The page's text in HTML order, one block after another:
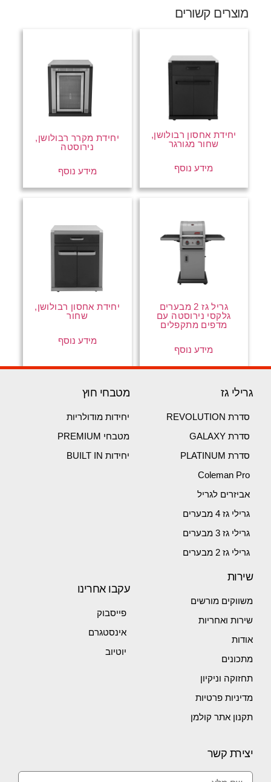
מוצרים קשורים
יחידת אחסון רבולושן,
שחור מגורגר
מידע נוסף
יחידת מקרר רבולושן,
נירוסטה
מידע נוסף
גריל גז 2 מבערים
גלקסי נירוסטה עם
מדפים מתקפלים
מידע נוסף
יחידת אחסון רבולושן,
שחור
מידע נוסף
גרילי גז
סדרת REVOLUTION
סדרת GALAXY
סדרת PLATINUM
Coleman Pro
אביזרים לגריל
גרילי גז 4 מבערים
גרילי גז 3 מבערים
גרילי גז 2 מבערים
מטבחי חוץ
יחידות מודולריות
מטבחי PREMIUM
יחידות BUILT IN
שירות
משווקים מורשים
שירות ואחריות
אודות
מתכונים
תחזוקה וניקיון
מדיניות פרטיות
תקנון אתר קולמן
עקבו אחרינו
פייסבוק
אינסטגרם
יוטיוב
יצירת קשר